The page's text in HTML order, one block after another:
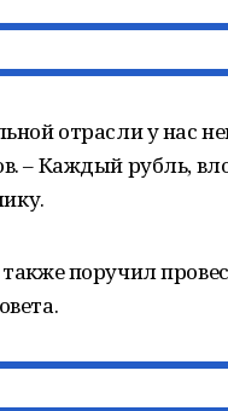
отрасли у нас
– Каждый рубль,
поручил